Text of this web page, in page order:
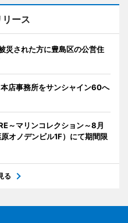
ース
災された方に豊島区の公営住
店事務所をサンシャイン60へ
～マリンコレクション～8月
オノデンビル1F）にて期間限
る